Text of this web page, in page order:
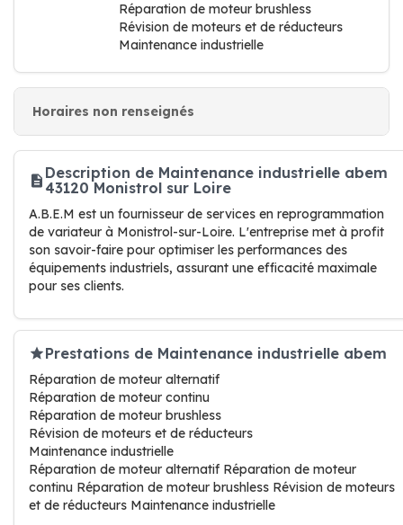
Réparation de moteur brushless
Révision de moteurs et de réducteurs
Maintenance industrielle
Horaires non renseignés
Description de Maintenance industrielle abem
43120 Monistrol sur Loire
A.B.E.M est un fournisseur de services en reprogrammation
de variateur à Monistrol-sur-Loire. L'entreprise met à profit
son savoir-faire pour optimiser les performances des
équipements industriels, assurant une efficacité maximale
pour ses clients.
Prestations de Maintenance industrielle abem
Réparation de moteur alternatif
Réparation de moteur continu
Réparation de moteur brushless
Révision de moteurs et de réducteurs
Maintenance industrielle
Réparation de moteur alternatif Réparation de moteur
continu Réparation de moteur brushless Révision de moteurs
et de réducteurs Maintenance industrielle